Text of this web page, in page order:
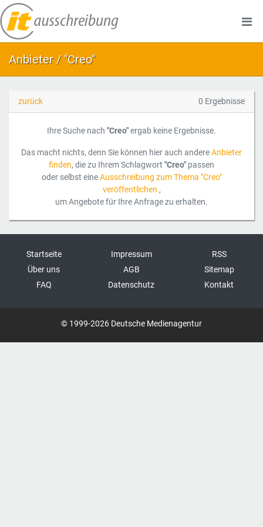
Anbieter / "Creo"
zurück 0 Ergebnisse
Ihre Suche nach "Creo"ergab keine Ergebnisse.
Das macht nichts, denn Sie können hier auch andereAnbieter
finden, die zu Ihrem Schlagwort "Creo" passen
oder selbst eineAusschreibung zum Thema "Creo"
veröffentlichen ,
um Angebote für Ihre Anfrage zu erhalten.
Startseite
Über uns
FAQ
Impressum
AGB
Datenschutz
RSS
Sitemap
Kontakt
© 1999-2026 Deutsche Medienagentur